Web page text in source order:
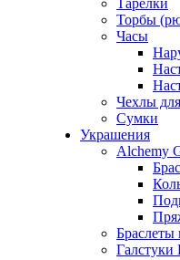
Торбы
Часы
Чехлы
Сумки
Украшения
Alchemy
Галстуки